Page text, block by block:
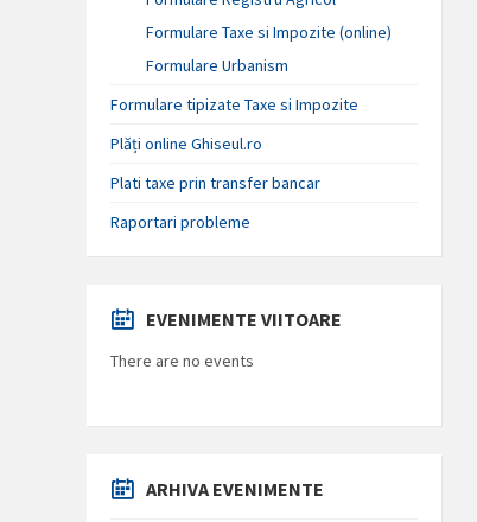
Formulare Taxe si Impozite (online)
Formulare Urbanism
Formulare tipizate Taxe si Impozite
Plăți online Ghiseul.ro
Plati taxe prin transfer bancar
Raportari probleme
EVENIMENTE VIITOARE
There are no events
ARHIVA EVENIMENTE